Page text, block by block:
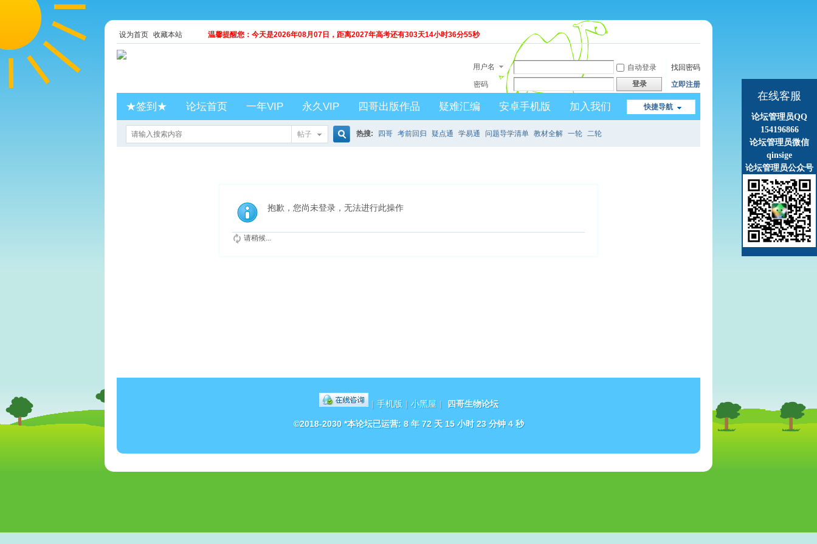
设为首页 收藏本站 温馨提醒您：今天是2026年08月07日，距离2027年高考还有303天14小时36分55秒
用户名 自动登录
找回密码
密码
登录 立即注册
快捷导航
★签到★ 论坛首页 一年VIP 永久VIP 四哥出版作品 疑难汇编 安卓手机版 加入我们
帖子
索
热搜: 四哥 考前回归 疑点通 学易通 问题导学清单 教材全解 一轮 二轮
抱歉，您尚未登录，无法进行此操作
请稍候...
在线客服
论坛管理员QQ
154196866
论坛管理员微信
qinsige
论坛管理员公众号
| 手机版 | 小黑屋 | 四哥生物论坛
©2018-2030 *本论坛已运营: 8 年 72 天 15 小时 23 分钟 4 秒